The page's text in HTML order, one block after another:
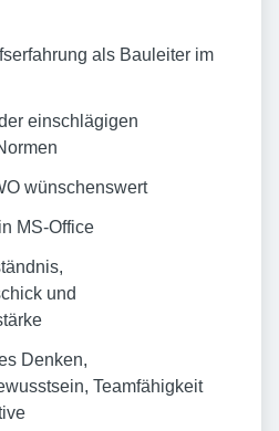
als Bauleiter im
einschlägigen
wünschenswert
MS-Office
und
Denken,
Teamfähigkeit